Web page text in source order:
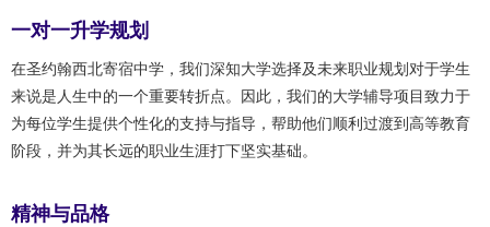
一对一升学规划
在圣约翰西北寄宿中学，我们深知大学选择及未来职业规划对于学生
来说是人生中的一个重要转折点。因此，我们的大学辅导项目致力于
为每位学生提供个性化的支持与指导，帮助他们顺利过渡到高等教育
阶段，并为其长远的职业生涯打下坚实基础。
精神与品格